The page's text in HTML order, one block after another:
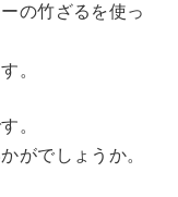
の竹ざるを使っ
。
。
がでしょうか。